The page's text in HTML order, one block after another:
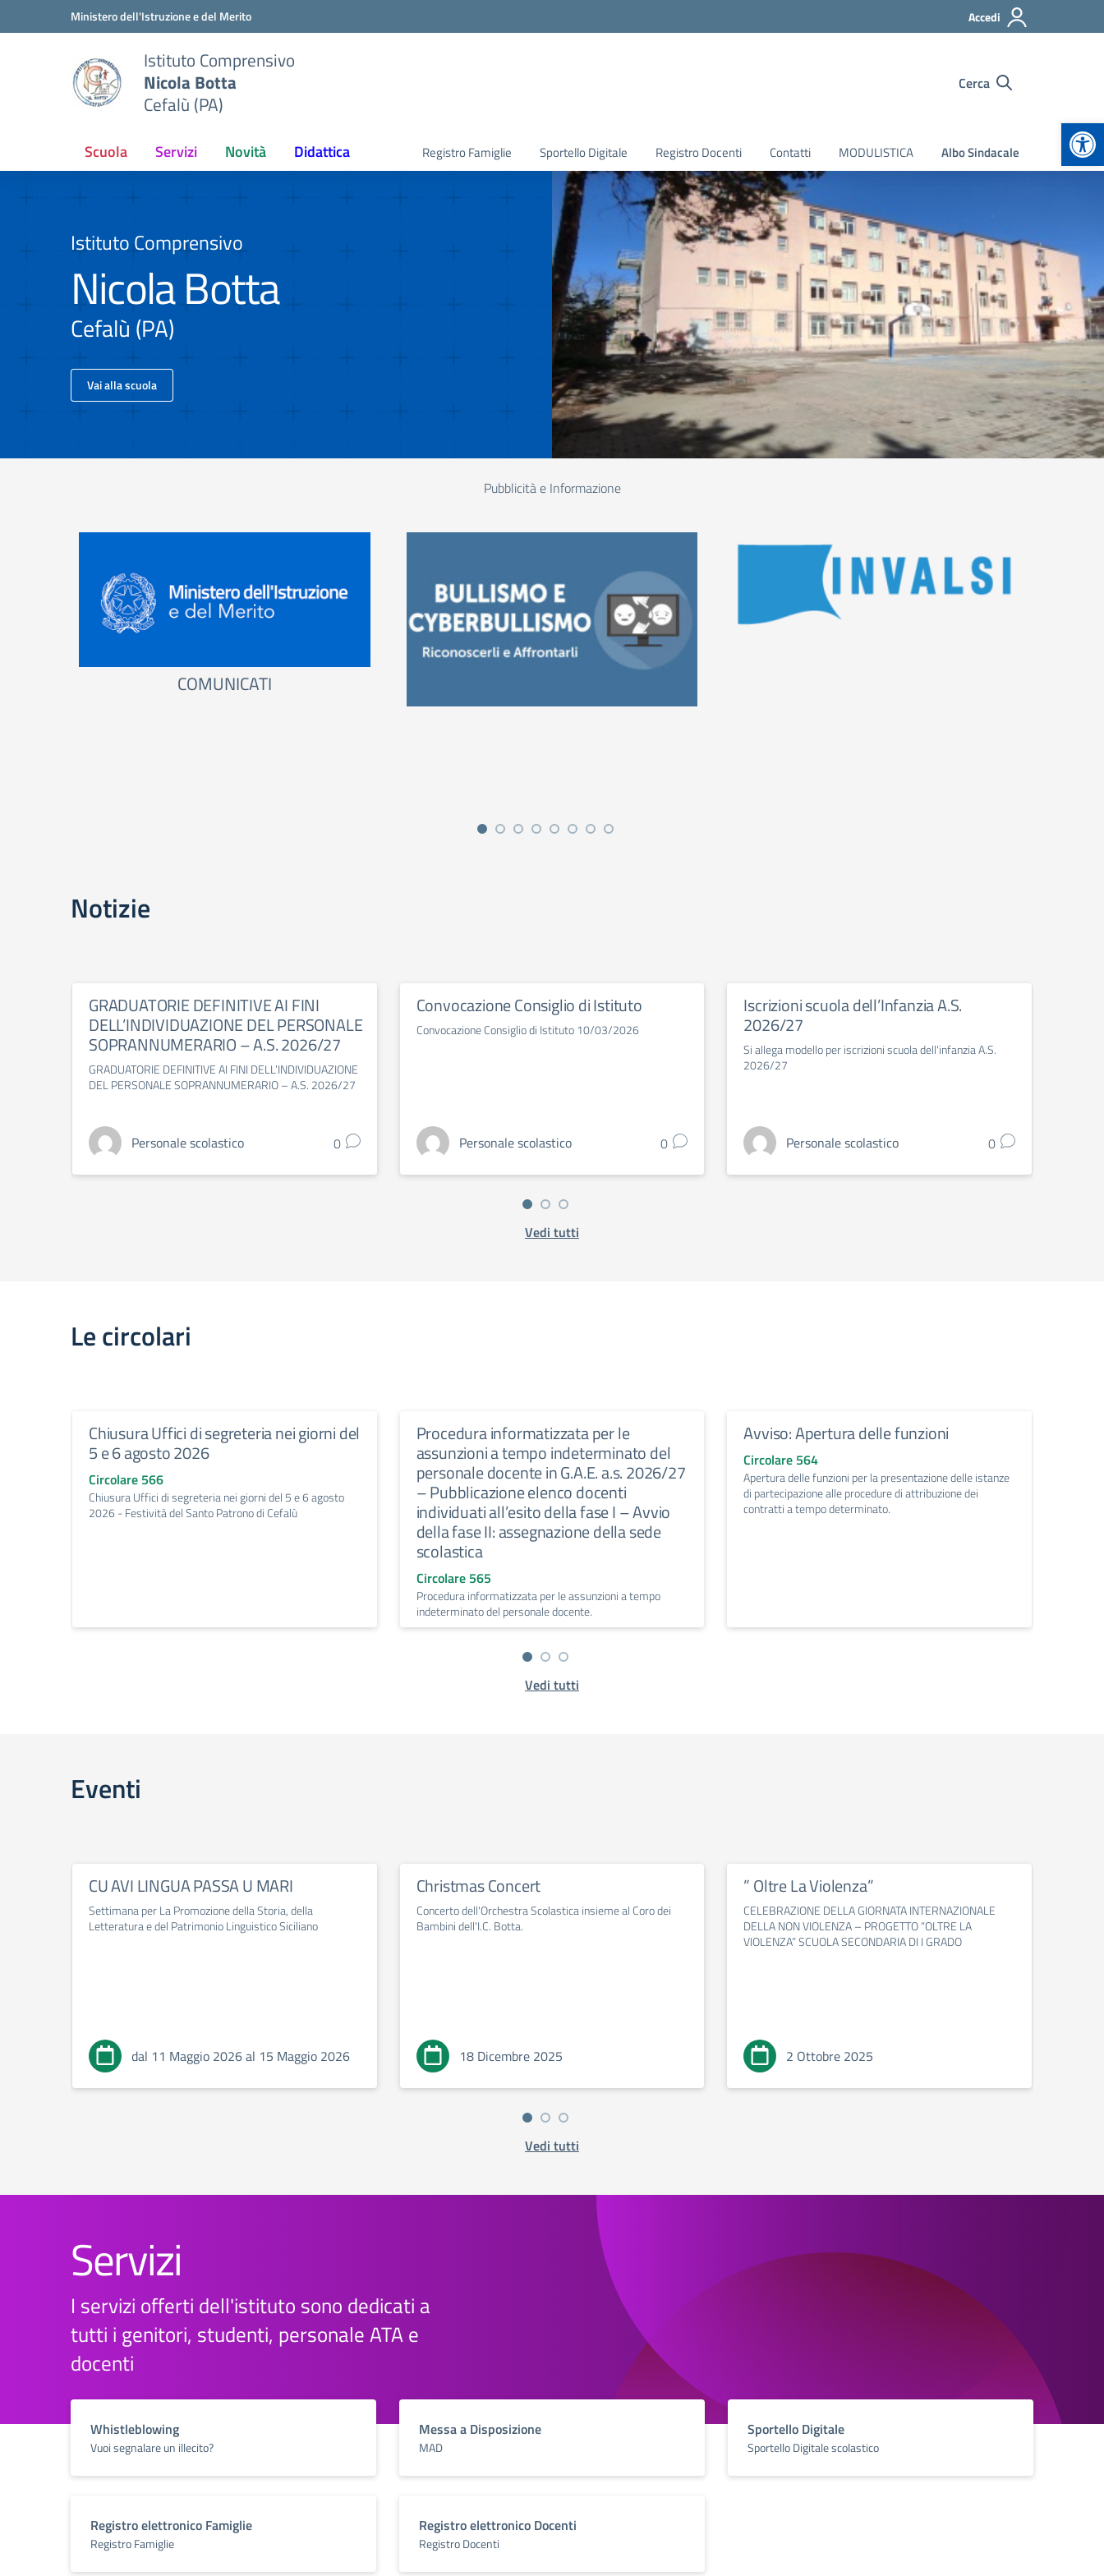
Vai ai contenuti
Vai al menu di navigazioneMinistero dell'Istruzione e del Merito Accedi
Istituto Comprensivo
Nicola Botta
Cefalù (PA)
Cerca
Scuola Servizi Novità Didattica Registro Famiglie Sportello Digitale Registro Docenti Contatti MODULISTICA Albo Sindacale
Istituto Comprensivo
Nicola Botta
Cefalù (PA)
Vai alla scuola
Pubblicità e Informazione
COMUNICATI
Notizie
GRADUATORIE DEFINITIVE AI FINI
DELL’INDIVIDUAZIONE DEL PERSONALE
SOPRANNUMERARIO – A.S. 2026/27
GRADUATORIE DEFINITIVE AI FINI DELL’INDIVIDUAZIONE
DEL PERSONALE SOPRANNUMERARIO – A.S. 2026/27
Personale scolastico 0
Convocazione Consiglio di Istituto
Convocazione Consiglio di Istituto 10/03/2026
Personale scolastico 0
Iscrizioni scuola dell’Infanzia A.S.
2026/27
Si allega modello per iscrizioni scuola dell'infanzia A.S.
2026/27
Personale scolastico 0
Vedi tutti
Le circolari
Chiusura Uffici di segreteria nei giorni del
5 e 6 agosto 2026
Circolare 566
Chiusura Uffici di segreteria nei giorni del 5 e 6 agosto
2026 - Festività del Santo Patrono di Cefalù
Procedura informatizzata per le
assunzioni a tempo indeterminato del
personale docente in G.A.E. a.s. 2026/27
– Pubblicazione elenco docenti
individuati all’esito della fase I – Avvio
della fase II: assegnazione della sede
scolastica
Circolare 565
Procedura informatizzata per le assunzioni a tempo
indeterminato del personale docente.
Avviso: Apertura delle funzioni
Circolare 564
Apertura delle funzioni per la presentazione delle istanze
di partecipazione alle procedure di attribuzione dei
contratti a tempo determinato.
Vedi tutti
Eventi
CU AVI LINGUA PASSA U MARI
Settimana per La Promozione della Storia, della
Letteratura e del Patrimonio Linguistico Siciliano
dal 11 Maggio 2026 al 15 Maggio 2026
Christmas Concert
Concerto dell'Orchestra Scolastica insieme al Coro dei
Bambini dell'I.C. Botta.
18 Dicembre 2025
” Oltre La Violenza”
CELEBRAZIONE DELLA GIORNATA INTERNAZIONALE
DELLA NON VIOLENZA – PROGETTO “OLTRE LA
VIOLENZA” SCUOLA SECONDARIA DI I GRADO
2 Ottobre 2025
Vedi tutti
Servizi
I servizi offerti dell'istituto sono dedicati a
tutti i genitori, studenti, personale ATA e
docenti
Whistleblowing
Vuoi segnalare un illecito?
Messa a Disposizione
MAD
Sportello Digitale
Sportello Digitale scolastico
Registro elettronico Famiglie
Registro Famiglie
Registro elettronico Docenti
Registro Docenti